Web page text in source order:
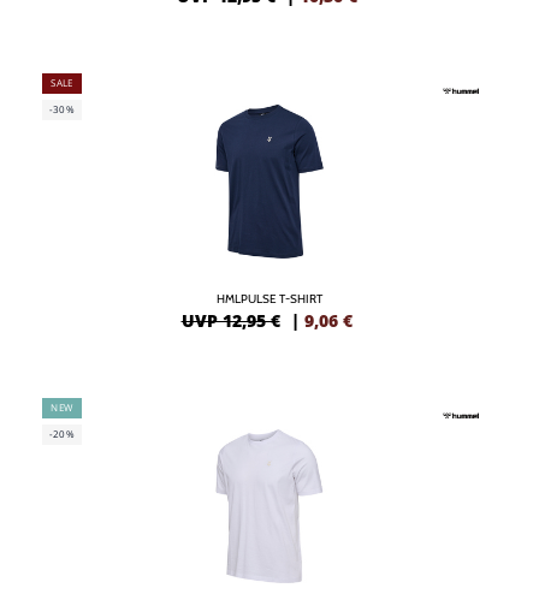
SALE
-30%
HMLPULSE T-SHIRT
UVP 12,95 € | 9,06 €
NEW
-20%